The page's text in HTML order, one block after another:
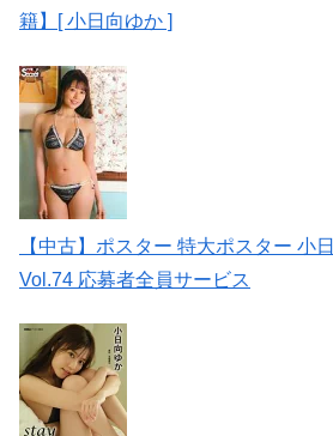
籍】[ 小日向ゆか ]
【中古】ポスター 特大ポスター 小
Vol.74 応募者全員サービス